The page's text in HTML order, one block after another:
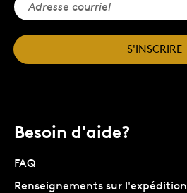
S'INSCRIRE
Besoin d'aide?
FAQ
Renseignements sur l'expédition